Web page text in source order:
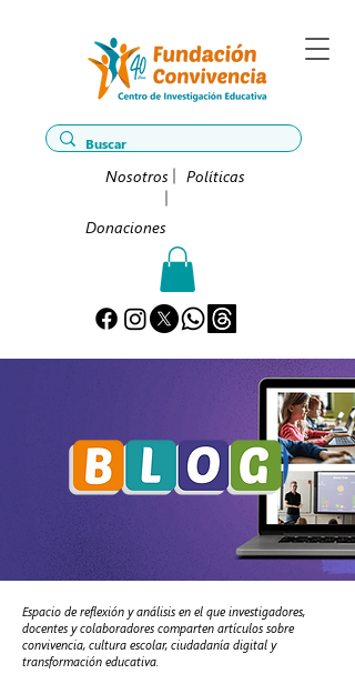
Nosotros Políticas
Donaciones
Espacio de reflexión y análisis en el que investigadores,
docentes y colaboradores comparten artículos sobre
convivencia, cultura escolar, ciudadanía digital y
transformación educativa.